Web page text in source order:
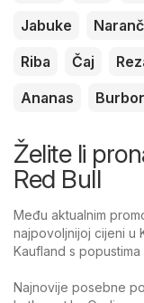
Jabuke
Riba
Čaj
Ananas
Želite li
Red Bull
Među aktualnim
najpovoljnijoj cijeni u
Kaufland s
Najnovije posebne